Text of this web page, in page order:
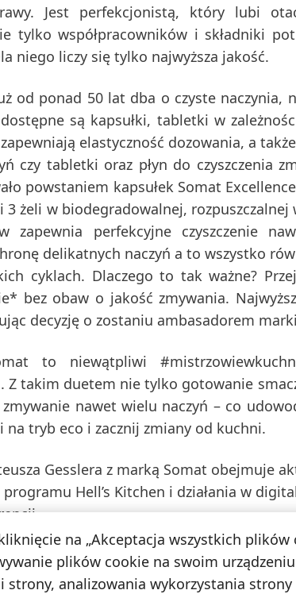
Jest perfekcjonistą, który lubi
tylko współpracowników i składniki
niego liczy się tylko najwyższa jakość.
od ponad 50 lat dba o czyste naczynia,
są kapsułki, tabletki w
elastyczność dozowania, a
czy tabletki oraz płyn do czyszczenia
powstaniem kapsułek Somat Excellence
3 żeli w biodegradowalnej,
zapewnia perfekcyjne czyszczenie
delikatnych naczyń a to wszystko
cyklach. Dlaczego to tak ważne?
bez obaw o jakość zmywania.
decyzję o zostaniu ambasadorem
to niewątpliwi
Z takim duetem nie tylko gotowanie
nawet wielu naczyń – co
na tryb eco i zacznij zmiany od kuchni.
Gesslera z marką Somat obejmuje
Hell’s Kitchen i działania w
reprezentuje agencja Patryk Wolski
a za działania z zakresu PR odpowiada
na „Akceptacja wszystkich plików
plików cookie na swoim
strony, analizowania wykorzystania strony